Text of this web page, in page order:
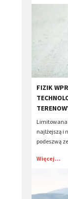
FIZIK
Limitowana
najlżejszą i
podeszwą
Więcej...